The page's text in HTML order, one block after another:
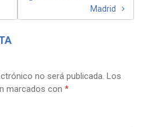
Madrid
no será publicada. Los
marcados con *